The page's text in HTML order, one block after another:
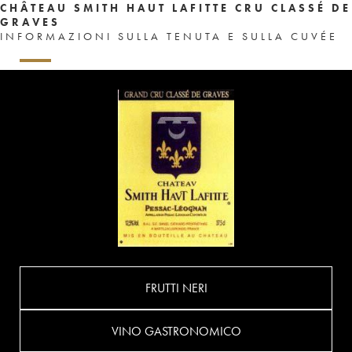
CHÂTEAU SMITH HAUT LAFITTE CRU CLASSÉ DE
GRAVES
INFORMAZIONI SULLA TENUTA E SULLA CUVÉE
FRUTTI NERI
VINO GASTRONOMICO